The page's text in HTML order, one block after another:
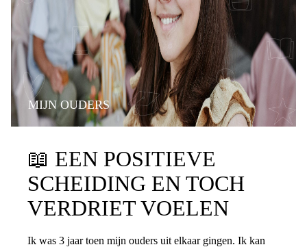
MIJN OUDERS
📖 EEN POSITIEVE
SCHEIDING EN TOCH
VERDRIET VOELEN
Ik was 3 jaar toen mijn ouders uit elkaar gingen. Ik kan